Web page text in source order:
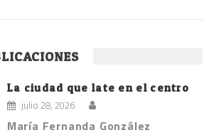
La ciudad que late en el centro
julio 28, 2026
María Fernanda González